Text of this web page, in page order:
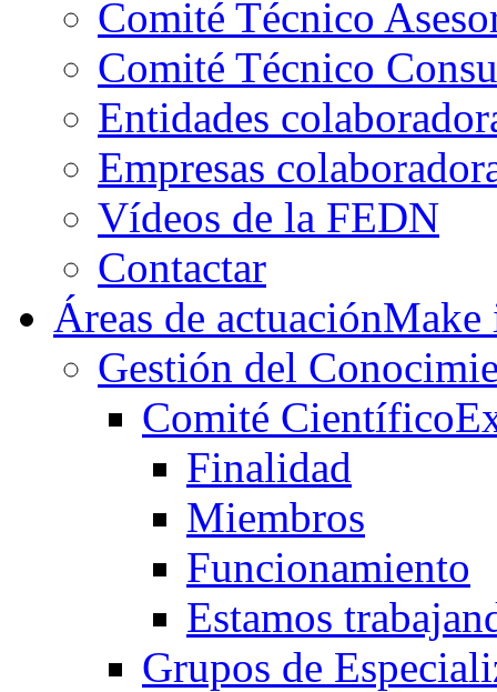
Comité Técnico
Comité Técnico
Entidades
Empresas
Vídeos de la FEDN
Contactar
Áreas de actuación
Gestión del
Comité Científico
Finalidad
Miembros
Funcionamiento
Estamos
Grupos de